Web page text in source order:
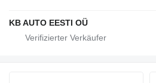
KB AUTO EESTI OÜ